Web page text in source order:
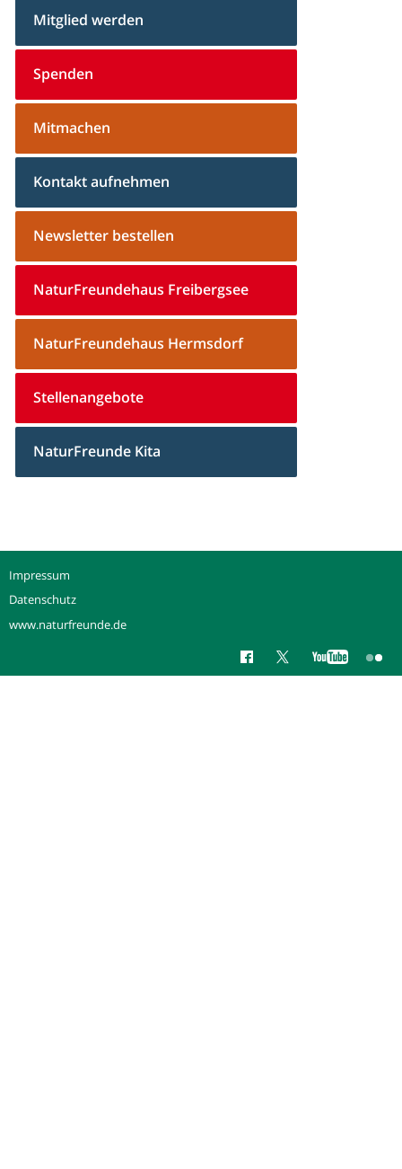
Mitglied werden
Spenden
Mitmachen
Kontakt aufnehmen
Newsletter bestellen
NaturFreundehaus Freibergsee
NaturFreundehaus Hermsdorf
Stellenangebote
NaturFreunde Kita
Impressum
Datenschutz
www.naturfreunde.de